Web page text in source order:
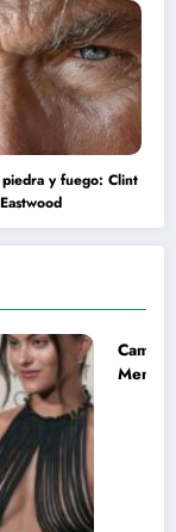
y fuego: Clint
Eastwood
Camila
Mendes